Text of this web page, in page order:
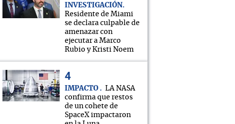
INVESTIGACIÓN
Residente de Miami
se declara culpable de
amenazar con
ejecutar a Marco
Rubio y Kristi Noem
IMPACTO
LA NASA
confirma que restos
de un cohete de
SpaceX impactaron